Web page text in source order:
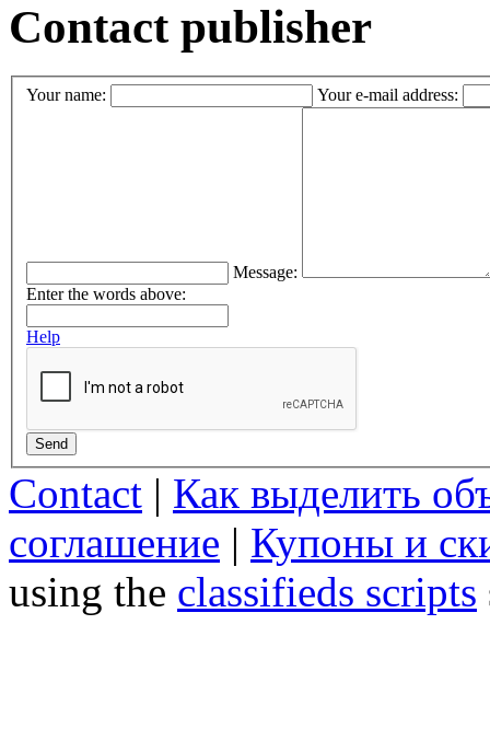
Contact publisher
Your name: Your e-mail address:
Message:
Enter the words above:
Help
Send
Contact | Как выделить
соглашение | Купоны и
using the classifieds scripts